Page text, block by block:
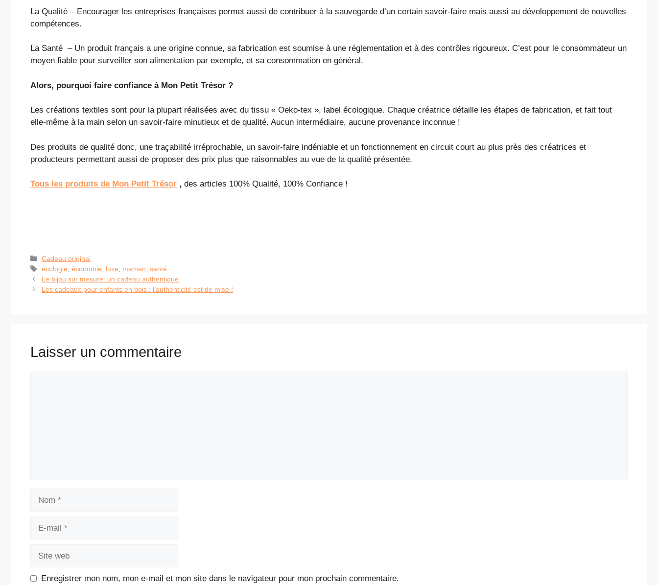
La Qualité – Encourager les entreprises françaises permet aussi de contribuer à la sauvegarde d’un certain savoir-faire mais aussi au développement de nouvelles
compétences.
La Santé – Un produit français a une origine connue, sa fabrication est soumise à une réglementation et à des contrôles rigoureux. C’est pour le consommateur un
moyen fiable pour surveiller son alimentation par exemple, et sa consommation en général.
Alors, pourquoi faire confiance à Mon Petit Trésor ?
Les créations textiles sont pour la plupart réalisées avec du tissu « Oeko-tex », label écologique. Chaque créatrice détaille les étapes de fabrication, et fait tout
elle-même à la main selon un savoir-faire minutieux et de qualité. Aucun intermédiaire, aucune provenance inconnue !
Des produits de qualité donc, une traçabilité irréprochable, un savoir-faire indéniable et un fonctionnement en circuit court au plus près des créatrices et
producteurs permettant aussi de proposer des prix plus que raisonnables au vue de la qualité présentée.
Tous les produits de Mon Petit Trésor , des articles 100% Qualité, 100% Confiance !
Catégories
Cadeau original
Étiquettes
écologie ,économie luxe maman ,santé
Le bijou sur mesure: un cadeau authentique
Les cadeaux pour enfants en bois : l’authenticité est de mise !
Laisser un commentaire
Enregistrer mon nom, mon e-mail et mon site dans le navigateur pour mon prochain commentaire.